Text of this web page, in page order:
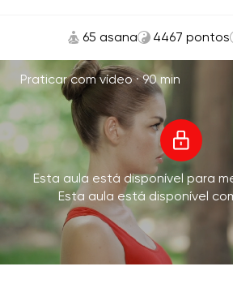
65 asana 4467 pontos
Praticar com vídeo ·90 min
Esta aula está disponível para
Esta aula está disponível